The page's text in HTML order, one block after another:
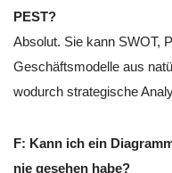
PEST?
Absolut. Sie kann SWOT,
Geschäftsmodelle aus
wodurch strategische
F: Kann ich ein
nie gesehen habe?